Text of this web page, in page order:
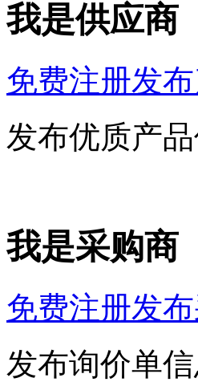
我是供应商
免费注册发
发布优质产
我是采购商
免费注册发
发布询价单